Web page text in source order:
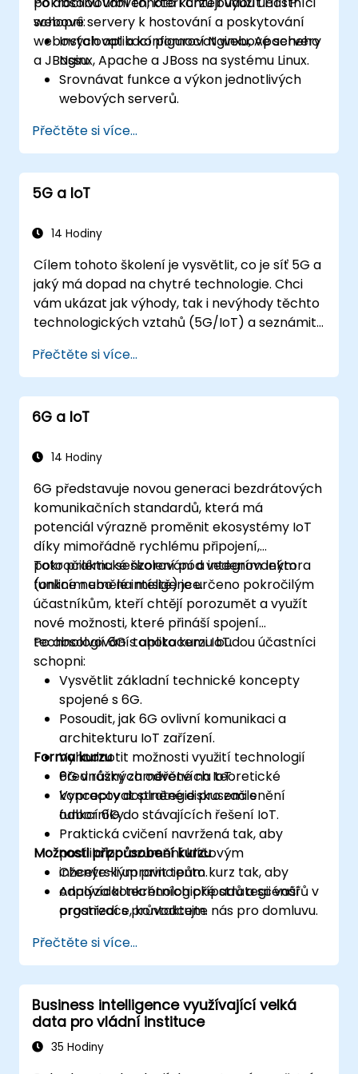
webové servery k hostování a poskytování
webových aplikací pomocí Nginxu, Apacheho
a JBossu.
schopni:
Instalovat a konfigurovat webové servery
Nginx, Apache a JBoss na systému Linux.
Srovnávat funkce a výkon jednotlivých
webových serverů.
funkcionalit a zvýšení bezpečnosti
webových serverů.
Využívat nástroje a techniky ke sledování
a řešení problémů na webových
Aplikovat osvědčené postupy pro
webových serverů.
Přečtěte si více...
5G a IoT
14 Hodiny
Cílem tohoto školení je vysvětlit, co je síť 5G a
jaký má dopad na chytré technologie. Chci
vám ukázat jak výhody, tak i nevýhody těchto
technologických vztahů (5G/IoT) a seznámit
samého počátku určena pro chytrý svět.
Přečtěte si více...
6G a IoT
14 Hodiny
6G představuje novou generaci bezdrátových
komunikačních standardů, která má
potenciál výrazně proměnit ekosystémy IoT
díky mimořádně rychlému připojení,
pokročilému senzorování a integrovaným
funkcím umělé inteligence.
Toto praktické školení pod vedením lektora
(online nebo na místě) je určeno pokročilým
účastníkům, kteří chtějí porozumět a využít
nové možnosti, které přináší spojení
technologií 6G s aplikacemi IoT.
Po absolvování tohoto kurzu budou účastníci
schopni:
Vysvětlit základní technické koncepty
spojené s 6G.
Posoudit, jak 6G ovlivní komunikaci a
architekturu IoT zařízení.
Vyhodnotit možnosti využití technologií
6G v různých odvětvích IoT.
Vypracovat strategie pro začlenění
funkcí 6G do stávajících řešení IoT.
Forma kurzu
Přednášky zaměřené na teoretické
koncepty doplněné diskusemi s
odborníky.
Praktická cvičení navržená tak, aby
posílila porozumění klíčovým
inženýrským principům.
Analýza konkrétních případů a scénářů v
prostředí s průvodcem.
Možnosti přizpůsobení kurzu
Chcete-li upravit tento kurz tak, aby
odpovídal technologické strategii vaší
organizace, kontaktujte nás pro domluvu.
Přečtěte si více...
Business intelligence využívající velká
data pro vládní instituce
35 Hodiny